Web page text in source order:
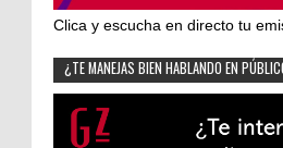
Clica y escucha en directo tu
¿TE MANEJAS BIEN HABLANDO EN